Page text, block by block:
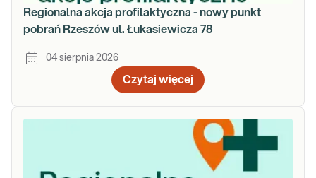
Regionalna akcja profilaktyczna - nowy punkt
pobrań Rzeszów ul. Łukasiewicza 78
04 sierpnia 2026
Czytaj więcej